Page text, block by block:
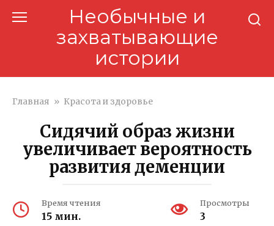
Необычные и
захватывающие
истории
Главная » Красота и здоровье
Сидячий образ жизни
увеличивает вероятность
развития деменции
Время чтения
15 мин.
Просмотры
3